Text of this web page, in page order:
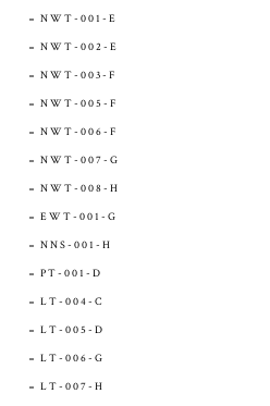
NWT-001-E
NWT-002-E
NWT-003-F
NWT-005-F
NWT-006-F
NWT-007-G
NWT-008-H
EWT-001-G
NNS-001-H
PT-001-D
LT-004-C
LT-005-D
LT-006-G
LT-007-H